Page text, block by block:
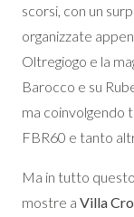
scorsi, con un
organizzate
Oltregiogo e la
Barocco e su
ma coinvolgendo
FBR60 e tanto
Ma in tutto
mostre a Villa